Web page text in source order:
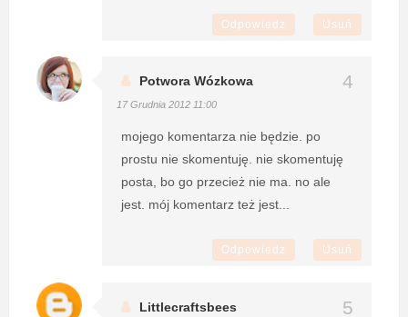
Odpowiedz Usuń
Potwora Wózkowa
17 Grudnia 2012 11:00
mojego komentarza nie będzie. po
prostu nie skomentuję. nie skomentuję
posta, bo go przecież nie ma. no ale
jest. mój komentarz też jest...
Odpowiedz Usuń
Littlecraftsbees